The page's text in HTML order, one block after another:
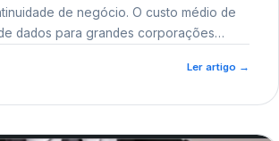
de negócio. O custo médio de
dados para grandes corporações
risco regulatório junto a órgãos como a
Ler artigo →